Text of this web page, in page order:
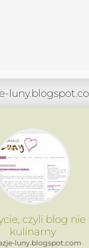
czyli blog
kulinarny
luny.blogspot.com